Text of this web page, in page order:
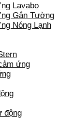
Lavabo
Gắn Tường
Nóng Lạnh
ứng
động